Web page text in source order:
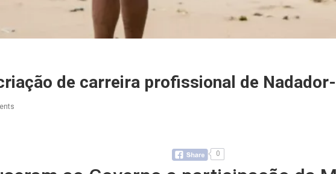
de carreira profissional de
0